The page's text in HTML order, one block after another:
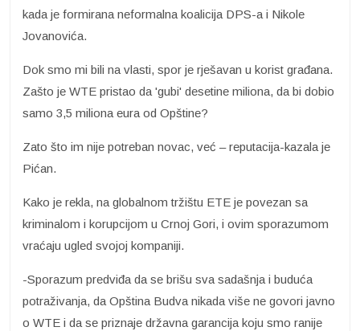
kada je formirana neformalna koalicija DPS-a i Nikole
Jovanovića.
Dok smo mi bili na vlasti, spor je rješavan u korist građana.
Zašto je WTE pristao da 'gubi' desetine miliona, da bi dobio
samo 3,5 miliona eura od Opštine?
Zato što im nije potreban novac, već – reputacija-kazala je
Pićan.
Kako je rekla, na globalnom tržištu ETE je povezan sa
kriminalom i korupcijom u Crnoj Gori, i ovim sporazumom
vraćaju ugled svojoj kompaniji.
-Sporazum predviđa da se brišu sva sadašnja i buduća
potraživanja, da Opština Budva nikada više ne govori javno
o WTE i da se priznaje državna garancija koju smo ranije